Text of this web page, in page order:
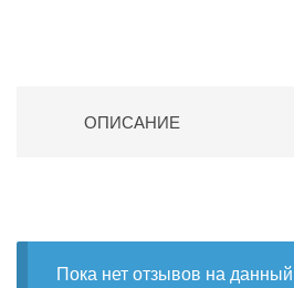
ОПИСАНИЕ
Пока нет отзывов на